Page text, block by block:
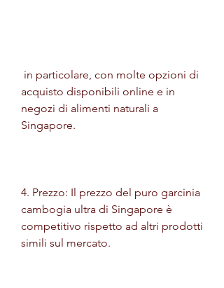
acquisto disponibili online e in
negozi di alimenti naturali a
Singapore.
4. Prezzo: Il prezzo del puro garcinia
cambogia ultra di Singapore è
competitivo rispetto ad altri prodotti
simili sul mercato.